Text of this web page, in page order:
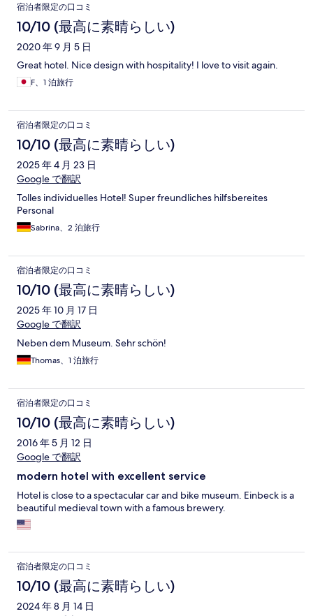
宿泊者限定の口コミ
10/10 (最高に素晴らしい)
2020 年 9 月 5 日
Great hotel. Nice design with hospitality! I love to visit again.
F、1 泊旅行
宿泊者限定の口コミ
10/10 (最高に素晴らしい)
2025 年 4 月 23 日
Google で翻訳
Tolles individuelles Hotel! Super freundliches hilfsbereites
Personal
Sabrina、2 泊旅行
宿泊者限定の口コミ
10/10 (最高に素晴らしい)
2025 年 10 月 17 日
Google で翻訳
Neben dem Museum. Sehr schön!
Thomas、1 泊旅行
宿泊者限定の口コミ
10/10 (最高に素晴らしい)
2016 年 5 月 12 日
Google で翻訳
modern hotel with excellent service
Hotel is close to a spectacular car and bike museum. Einbeck is a
beautiful medieval town with a famous brewery.
宿泊者限定の口コミ
10/10 (最高に素晴らしい)
2024 年 8 月 14 日